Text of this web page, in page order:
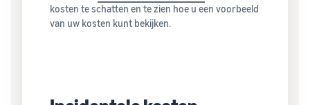
kosten te schatten en te zien hoe u een voorbeeld
van uw kosten kunt bekijken.